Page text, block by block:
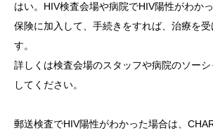
はい。HIV検査会場や病院でHIV陽性がわか
保険に加入して、手続きをすれば、治療を受
す。
詳しくは検査会場のスタッフや病院のソー
してください。
郵送検査でHIV陽性がわかった場合は、